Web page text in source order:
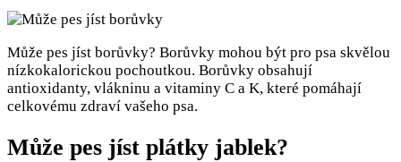
Může pes jíst borůvky? Borůvky mohou být pro psa skvělou
nízkokalorickou pochoutkou. Borůvky obsahují
antioxidanty, vlákninu a vitaminy C a K, které pomáhají
celkovému zdraví vašeho psa.
Může pes jíst plátky jablek?